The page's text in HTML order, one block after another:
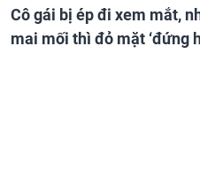
Cô gái bị ép đi xem mắt,
mai mối thì đỏ mặt ‘đứng